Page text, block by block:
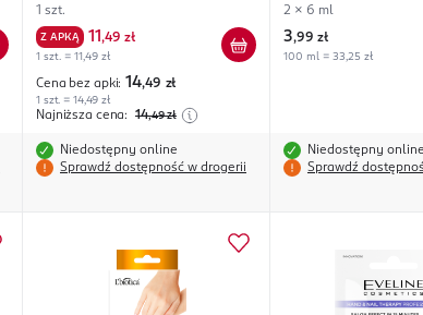
1 szt.
Z APKĄ 11 ,49 zł
1 szt. = 11,49 zł
Cena bez apki: 14,49 zł
1 szt. = 14,49 zł
Najniższa cena: 14,49 zł
Niedostępny online
Sprawdź dostępność w drogerii
2 x 6 ml
3,99 zł
100 ml = 33,25 zł
Niedostępny online
Sprawdź